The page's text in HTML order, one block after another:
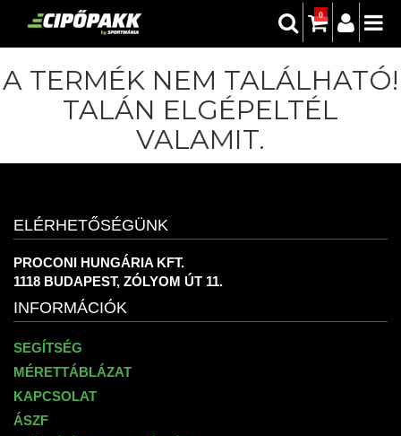
0
A TERMÉK NEM TALÁLHATÓ!
TALÁN ELGÉPELTÉL
VALAMIT.
ELÉRHETŐSÉGÜNK
PROCONI HUNGÁRIA KFT.
1118 BUDAPEST, ZÓLYOM ÚT 11.
INFORMÁCIÓK
SEGÍTSÉG
MÉRETTÁBLÁZAT
KAPCSOLAT
ÁSZF